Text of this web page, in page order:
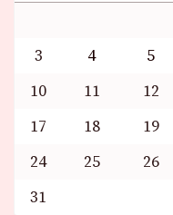
3
4 5
10
11 12
17
18 19
24
25 26
31